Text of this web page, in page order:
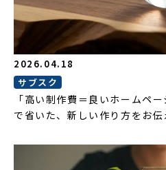
2026.04.18
サブスク
「高い制作費＝良いホームペ
で省いた、新しい作り方をお伝